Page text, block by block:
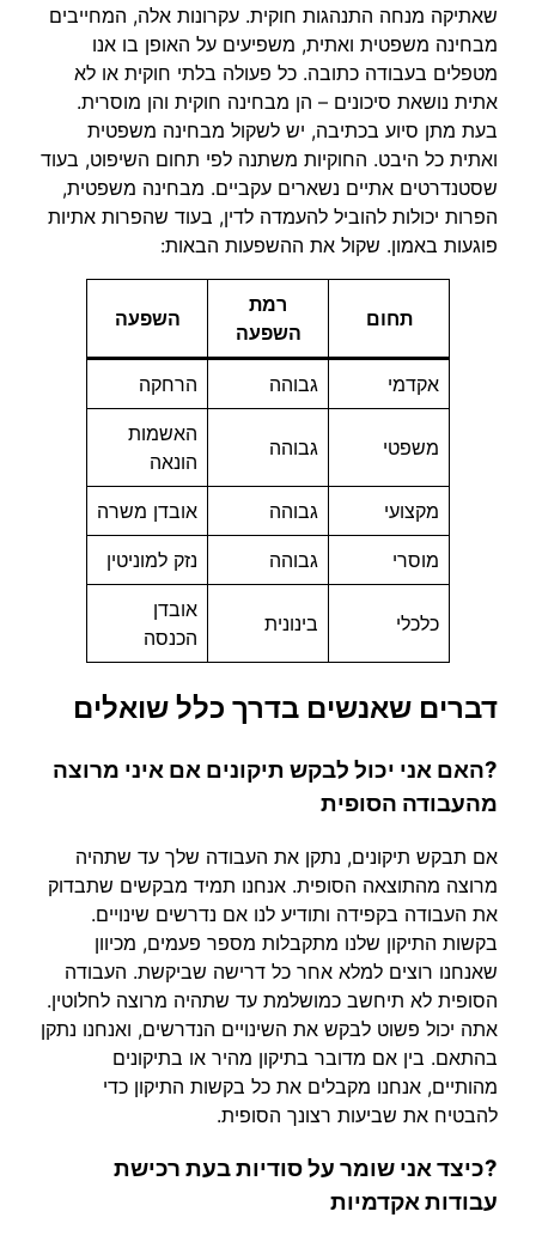
שאתיקה מנחה התנהגות חוקית. עקרונות אלה, המחייבים
מבחינה משפטית ואתית, משפיעים על האופן בו אנו
מטפלים בעבודה כתובה. כל פעולה בלתי חוקית או לא
אתית נושאת סיכונים – הן מבחינה חוקית והן מוסרית.
בעת מתן סיוע בכתיבה, יש לשקול מבחינה משפטית
ואתית כל היבט. החוקיות משתנה לפי תחום השיפוט, בעוד
שסטנדרטים אתיים נשארים עקביים. מבחינה משפטית,
הפרות יכולות להוביל להעמדה לדין, בעוד שהפרות אתיות
פוגעות באמון. שקול את ההשפעות הבאות:
תחום
רמת
השפעה
השפעה
אקדמי גבוהה הרחקה
משפטי גבוהה
האשמות
הונאה
מקצועי גבוהה אובדן משרה
מוסרי גבוהה נזק למוניטין
כלכלי בינונית
אובדן
הכנסה
דברים שאנשים בדרך כלל שואלים
?האם אני יכול לבקש תיקונים אם איני מרוצה
מהעבודה הסופית
אם תבקש תיקונים, נתקן את העבודה שלך עד שתהיה
מרוצה מהתוצאה הסופית. אנחנו תמיד מבקשים שתבדוק
את העבודה בקפידה ותודיע לנו אם נדרשים שינויים.
בקשות התיקון שלנו מתקבלות מספר פעמים, מכיוון
שאנחנו רוצים למלא אחר כל דרישה שביקשת. העבודה
הסופית לא תיחשב כמושלמת עד שתהיה מרוצה לחלוטין.
אתה יכול פשוט לבקש את השינויים הנדרשים, ואנחנו נתקן
בהתאם. בין אם מדובר בתיקון מהיר או בתיקונים
מהותיים, אנחנו מקבלים את כל בקשות התיקון כדי
להבטיח את שביעות רצונך הסופית.
?כיצד אני שומר על סודיות בעת רכישת
עבודות אקדמיות